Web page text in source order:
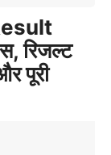
रिजल्ट
पूरी